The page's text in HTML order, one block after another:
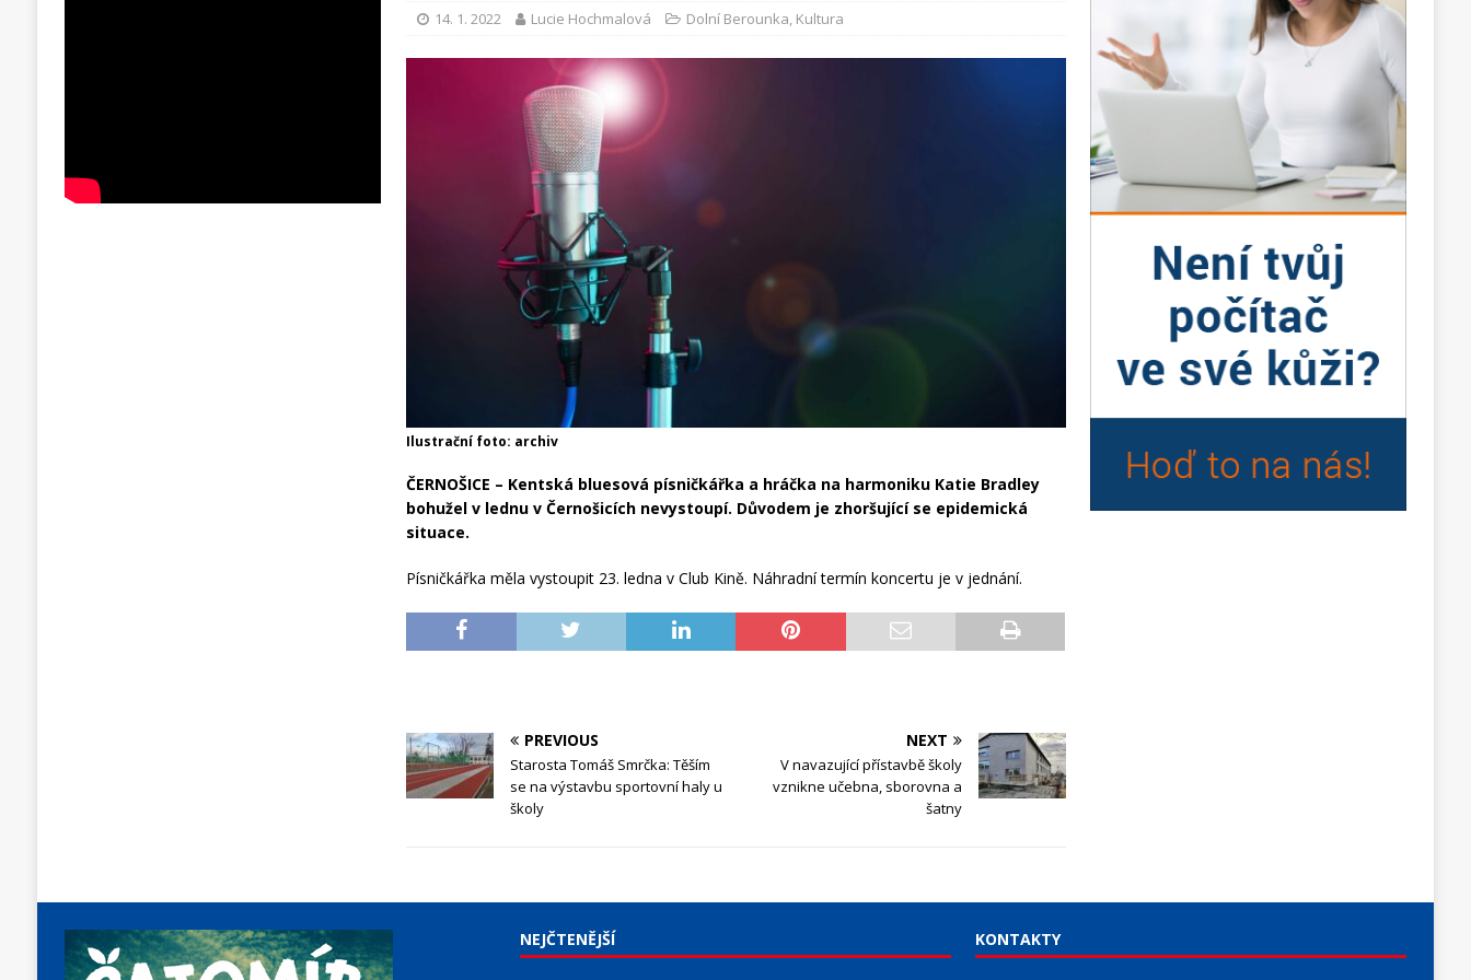
14. 1. 2022 Lucie Hochmalová Dolní Berounka, Kultura
Ilustrační foto: archiv
ČERNOŠICE – Kentská bluesová písničkářka a hráčka na harmoniku Katie Bradley
bohužel v lednu v Černošicích nevystoupí. Důvodem je zhoršující se epidemická
situace.
Písničkářka měla vystoupit 23. ledna v Club Kině. Náhradní termín koncertu je v jednání.
PREVIOUS
Starosta Tomáš Smrčka: Těším
se na výstavbu sportovní haly u
školy
NEXT
V navazující přístavbě školy
vznikne učebna, sborovna a
šatny
NEJČTENĚJŠÍ KONTAKTY